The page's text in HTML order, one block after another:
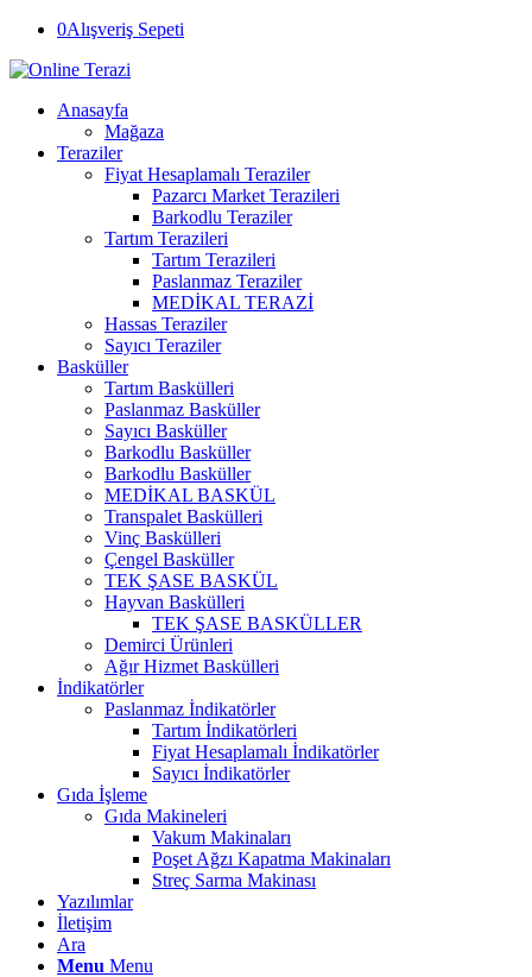
0Alışveriş Sepeti
Anasayfa
Mağaza
Teraziler
Fiyat Hesaplamalı Teraziler
Pazarcı Market Terazileri
Barkodlu Teraziler
Tartım Terazileri
Tartım Terazileri
Paslanmaz Teraziler
MEDİKAL TERAZİ
Hassas Teraziler
Sayıcı Teraziler
Basküller
Tartım Baskülleri
Paslanmaz Basküller
Sayıcı Basküller
Barkodlu Basküller
Barkodlu Basküller
MEDİKAL BASKÜL
Transpalet Baskülleri
Vinç Baskülleri
Çengel Basküller
TEK ŞASE BASKÜL
Hayvan Baskülleri
TEK ŞASE BASKÜLLER
Demirci Ürünleri
Ağır Hizmet Baskülleri
İndikatörler
Paslanmaz İndikatörler
Tartım İndikatörleri
Fiyat Hesaplamalı İndikatörler
Sayıcı İndikatörler
Gıda İşleme
Gıda Makineleri
Vakum Makinaları
Poşet Ağzı Kapatma Makinaları
Streç Sarma Makinası
Yazılımlar
İletişim
Ara
Menu Menu